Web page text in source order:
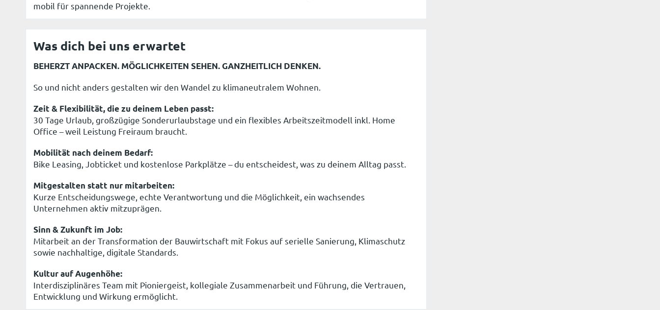
mobil für spannende Projekte.
Was dich bei uns erwartet
BEHERZT ANPACKEN. MÖGLICHKEITEN SEHEN. GANZHEITLICH DENKEN.
So und nicht anders gestalten wir den Wandel zu klimaneutralem Wohnen.
Zeit & Flexibilität, die zu deinem Leben passt:
30 Tage Urlaub, großzügige Sonderurlaubstage und ein flexibles Arbeitszeitmodell inkl. Home
Office – weil Leistung Freiraum braucht.
Mobilität nach deinem Bedarf:
Bike Leasing, Jobticket und kostenlose Parkplätze – du entscheidest, was zu deinem Alltag passt.
Mitgestalten statt nur mitarbeiten:
Kurze Entscheidungswege, echte Verantwortung und die Möglichkeit, ein wachsendes
Unternehmen aktiv mitzuprägen.
Sinn & Zukunft im Job:
Mitarbeit an der Transformation der Bauwirtschaft mit Fokus auf serielle Sanierung, Klimaschutz
sowie nachhaltige, digitale Standards.
Kultur auf Augenhöhe:
Interdisziplinäres Team mit Pioniergeist, kollegiale Zusammenarbeit und Führung, die Vertrauen,
Entwicklung und Wirkung ermöglicht.